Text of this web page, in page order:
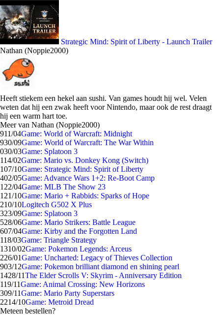
Strategic Mind: Spirit of Liberty - Launch Trailer
Nathan (Noppie2000)
Heeft stiekem een hekel aan sushi. Van games houdt hij wel. Velen
weten dat hij een zwak heeft voor Nintendo, maar ook de rest draagt
hij een warm hart toe.
Meer van Nathan (Noppie2000)
911/04Game: World of Warcraft: Midnight
930/09Game: World of Warcraft: The War Within
030/03Game: Splatoon 3
114/02Game: Mario vs. Donkey Kong (Switch)
107/10Game: Strategic Mind: Spirit of Liberty
402/05Game: Advance Wars 1+2: Re-Boot Camp
1 22/04Game: MLB The Show 23
1 21/10Game: Mario + Rabbids: Sparks of Hope
210/10Logitech G502 X Plus
323/09Game: Splatoon 3
528/06Game: Mario Strikers: Battle League
607/04Game: Kirby and the Forgotten Land
118/03Game: Triangle Strategy
1310/02Game: Pokemon Legends: Arceus
226/01Game: Uncharted: Legacy of Thieves Collection
903/12Game: Pokemon brilliant diamond en shining pearl
1428/11The Elder Scrolls V: Skyrim - Anniversary Edition
119/11Game: Animal Crossing: New Horizons
309/11Game: Mario Party Superstars
2214/10Game: Metroid Dread
Meteen bestellen?